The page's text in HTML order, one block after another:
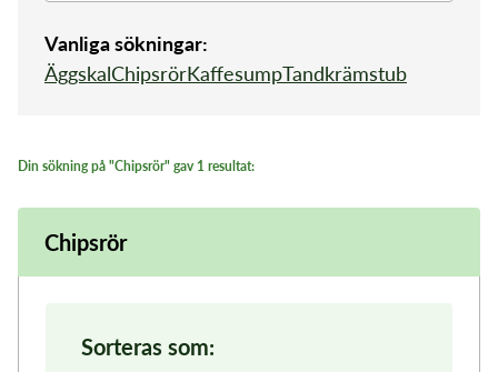
Kundservice
Vanliga sökningar:
ÄggskalChipsrörKaffesumpTandkrämstub
Din sökning på "Chipsrör" gav 1 resultat:
Chipsrör
Sorteras som: